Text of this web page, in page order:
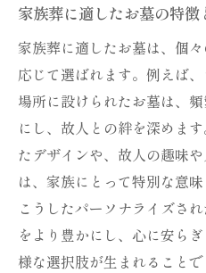
家族葬に適したお墓の特徴
家族葬に適したお墓は、個
応じて選ばれます。例えば
場所に設けられたお墓は、
にし、故人との絆を深めま
たデザインや、故人の趣味
は、家族にとって特別な意
こうしたパーソナライズさ
をより豊かにし、心に安ら
様な選択肢が生まれることで